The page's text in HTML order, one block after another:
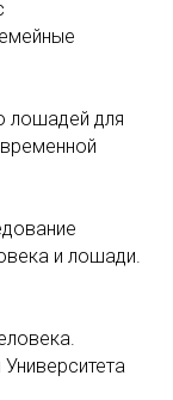
лошадей для
и лошади.